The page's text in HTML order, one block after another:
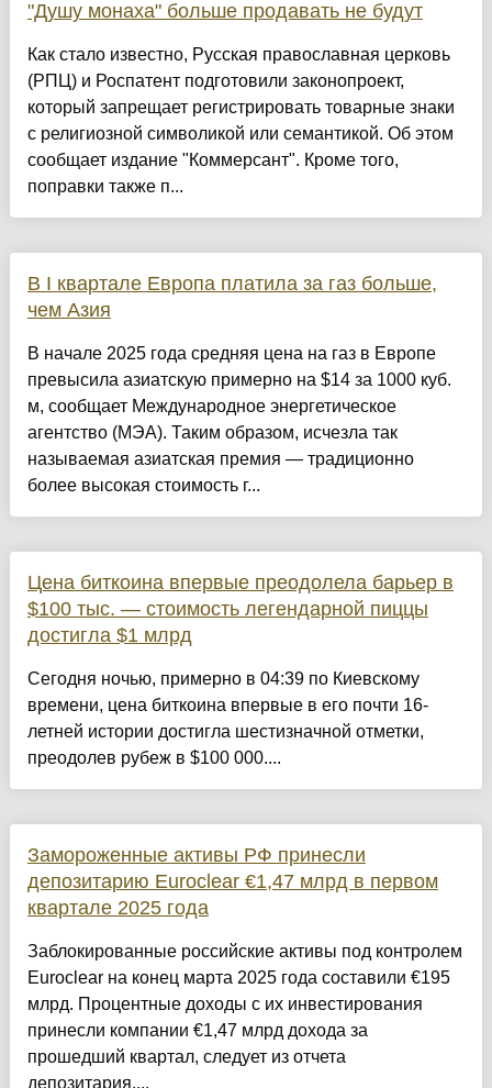
"Душу монаха" больше продавать не будут
Как стало известно, Русская православная церковь
(РПЦ) и Роспатент подготовили законопроект,
который запрещает регистрировать товарные знаки
с религиозной символикой или семантикой. Об этом
сообщает издание "Коммерсант". Кроме того,
поправки также п...
В I квартале Европа платила за газ больше,
чем Азия
В начале 2025 года средняя цена на газ в Европе
превысила азиатскую примерно на $14 за 1000 куб.
м, сообщает Международное энергетическое
агентство (МЭА). Таким образом, исчезла так
называемая азиатская премия — традиционно
более высокая стоимость г...
Цена биткоина впервые преодолела барьер в
$100 тыс. — стоимость легендарной пиццы
достигла $1 млрд
Сегодня ночью, примерно в 04:39 по Киевскому
времени, цена биткоина впервые в его почти 16-
летней истории достигла шестизначной отметки,
преодолев рубеж в $100 000....
Замороженные активы РФ принесли
депозитарию Euroclear €1,47 млрд в первом
квартале 2025 года
Заблокированные российские активы под контролем
Euroclear на конец марта 2025 года составили €195
млрд. Процентные доходы с их инвестирования
принесли компании €1,47 млрд дохода за
прошедший квартал, следует из отчета
депозитария....